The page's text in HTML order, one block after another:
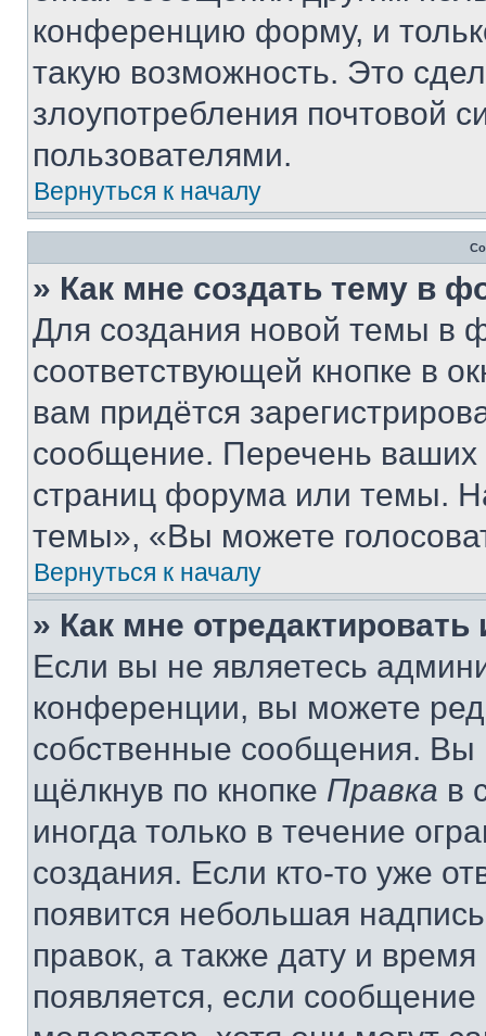
конференцию форму, и
такую возможность. Это
злоупотребления почтовой
пользователями.
Вернуться к началу
» Как мне создать тему в
Для создания новой темы в
соответствующей кнопке в
вам придётся
сообщение. Перечень ваших
страниц форума или темы.
темы», «Вы можете
Вернуться к началу
» Как мне
Если вы не являетесь
конференции, вы можете
собственные сообщения. Вы
щёлкнув по кнопке Правка в
иногда только в течение
создания. Если кто-то уже
появится небольшая
правок, а также дату и
появляется, если